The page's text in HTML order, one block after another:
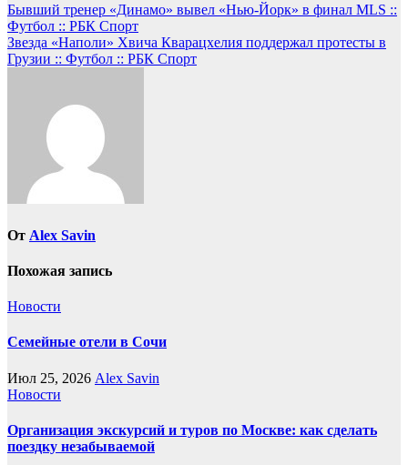
Навигация
по
записям
Бывший тренер «Динамо» вывел «Нью-Йорк» в финал MLS ::
Футбол :: РБК Спорт
Звезда «Наполи» Хвича Кварацхелия поддержал протесты в
Грузии :: Футбол :: РБК Спорт
От Alex Savin
Похожая запись
Новости
Семейные отели в Сочи
Июл 25, 2026 Alex Savin
Новости
Организация экскурсий и туров по Москве: как сделать
поездку незабываемой